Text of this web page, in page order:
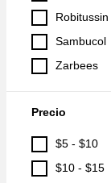
Robitussin
Sambucol
Zarbees
Precio
$5 - $10
$10 - $15